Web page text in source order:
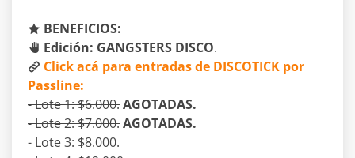
BENEFICIOS:
Edición: GANGSTERS DISCO.
Click acá para entradas de DISCOTICK por
Passline:
- Lote 1: $6.000.AGOTADAS.
- Lote 2: $7.000.AGOTADAS.
- Lote 3: $8.000.